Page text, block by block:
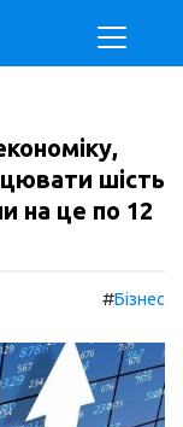
шість
на це по 12
#Бізнес